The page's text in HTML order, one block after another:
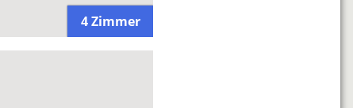
4 Zimmer